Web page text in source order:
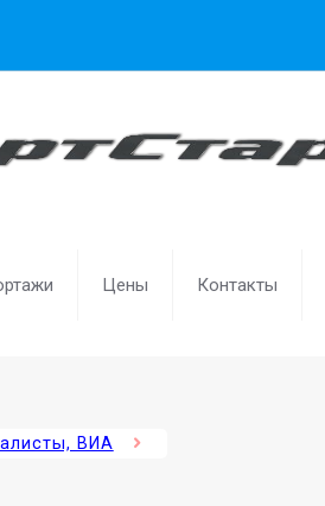
Цены Контакты
ВИА